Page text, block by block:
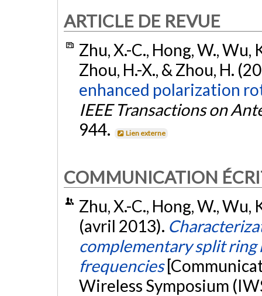
ARTICLE DE REVUE
Zhu, X.-C., Hong, W., Wu,
Zhou, H.-X., & Zhou, H.
enhanced polarization
IEEE Transactions on
944.
Lien externe
COMMUNICATION
Zhu, X.-C., Hong, W., Wu,
(avril 2013).
complementary split
frequencies
Wireless Symposium